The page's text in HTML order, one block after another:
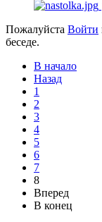
Пожалуйста Войти
беседе.
В начало
Назад
1
2
3
4
5
6
7
8
Вперед
В конец